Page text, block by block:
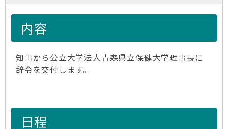
内容
知事から公立大学法人青森県立保健大学理事長に
辞令を交付します。
日程